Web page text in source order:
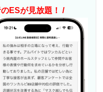
ESが見放題！ /